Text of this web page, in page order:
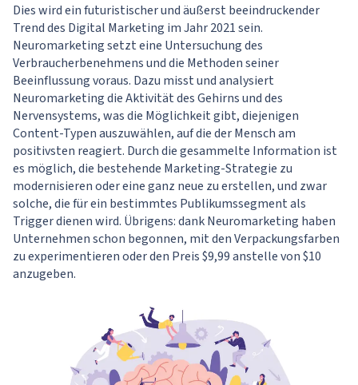
Dies wird ein futuristischer und äußerst beeindruckender
Trend des Digital Marketing im Jahr 2021 sein.
Neuromarketing setzt eine Untersuchung des
Verbraucherbenehmens und die Methoden seiner
Beeinflussung voraus. Dazu misst und analysiert
Neuromarketing die Aktivität des Gehirns und des
Nervensystems, was die Möglichkeit gibt, diejenigen
Content-Typen auszuwählen, auf die der Mensch am
positivsten reagiert. Durch die gesammelte Information ist
es möglich, die bestehende Marketing-Strategie zu
modernisieren oder eine ganz neue zu erstellen, und zwar
solche, die für ein bestimmtes Publikumssegment als
Trigger dienen wird. Übrigens: dank Neuromarketing haben
Unternehmen schon begonnen, mit den Verpackungsfarben
zu experimentieren oder den Preis $9,99 anstelle von $10
anzugeben.